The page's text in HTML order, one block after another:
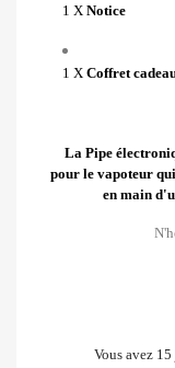
1 X Notice
1 X Coffret
La Pipe
pour le vapoteur
en main
Vous avez